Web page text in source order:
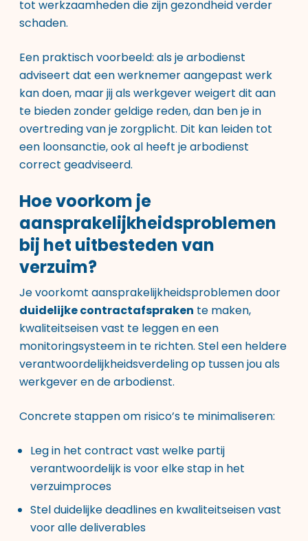
tot werkzaamheden die zijn gezondheid verder
schaden.
Een praktisch voorbeeld: als je arbodienst
adviseert dat een werknemer aangepast werk
kan doen, maar jij als werkgever weigert dit aan
te bieden zonder geldige reden, dan ben je in
overtreding van je zorgplicht. Dit kan leiden tot
een loonsanctie, ook al heeft je arbodienst
correct geadviseerd.
Hoe voorkom je
aansprakelijkheidsproblemen
bij het uitbesteden van
verzuim?
Je voorkomt aansprakelijkheidsproblemen door
duidelijke contractafspraken te maken,
kwaliteitseisen vast te leggen en een
monitoringsysteem in te richten. Stel een heldere
verantwoordelijkheidsverdeling op tussen jou als
werkgever en de arbodienst.
Concrete stappen om risico’s te minimaliseren:
Leg in het contract vast welke partij
verantwoordelijk is voor elke stap in het
verzuimproces
Stel duidelijke deadlines en kwaliteitseisen vast
voor alle deliverables